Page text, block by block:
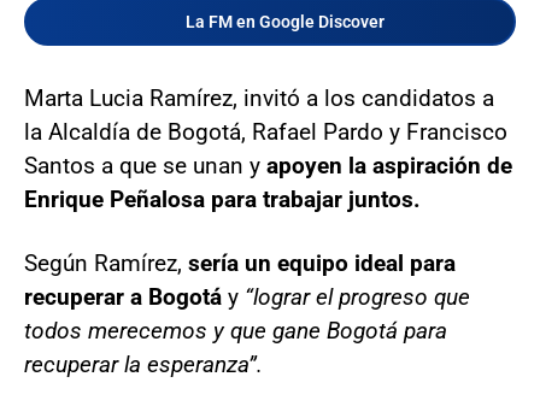
La FM en Google Discover
Marta Lucia Ramírez, invitó a los candidatos a
la Alcaldía de Bogotá, Rafael Pardo y Francisco
Santos a que se unan y apoyen la aspiración de
Enrique Peñalosa para trabajar juntos.
Según Ramírez, sería un equipo ideal para
recuperar a Bogotá y “lograr el progreso que
todos merecemos y que gane Bogotá para
recuperar la esperanza”.